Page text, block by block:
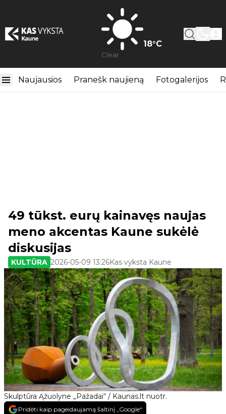
18°C
Clear
Naujausios Pranešk naujieną Fotogalerijos
Skulptūra Ąžuolyne „Pažadai“ / Kaunas.lt nuotr.
49 tūkst. eurų kainavęs naujas
meno akcentas Kaune sukėlė
diskusijas
KULTŪRA 2026-05-09 13:26Kas vyksta Kaune
Pridėti kaip pageidaujamą šaltinį „Google“